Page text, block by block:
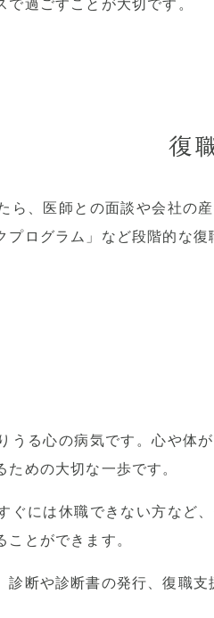
過ごすことが大切です。
復
ら、医師との面談や会社の
ログラム」など段階的な復
うる心の病気です。心や体
めの大切な一歩です。
ぐには休職できない方など
とができます。
断や診断書の発行、復職